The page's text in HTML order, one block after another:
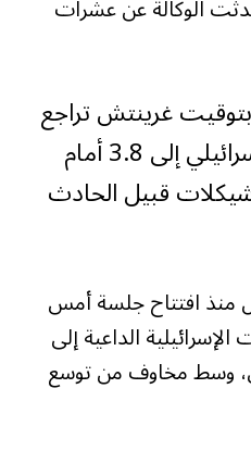
الوكالة عن عشرات
وبحلول الساعة 14:20 بتوقيت غرينتش تراجع
سعر صرف الشيكل الإسرائيلي إلى 3.8 أمام
نزولا من 3.73 شيكلات قبيل الحادث
افتتاح جلسة أمس
الداعية إلى
وسط مخاوف من توسع